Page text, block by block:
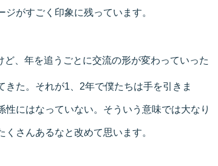
がすごく印象に残っています。
、年を追うごとに交流の形が変わっていった
た。それが1、2年で僕たちは手を引きま
にはなっていない。そういう意味では大なり
さんあるなと改めて思います。